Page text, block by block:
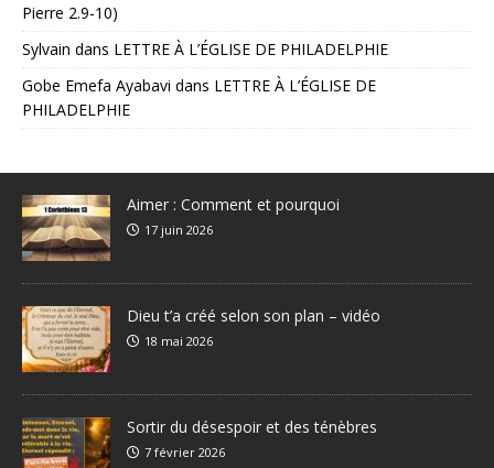
Pierre 2.9-10)
Sylvain dans LETTRE À L’ÉGLISE DE PHILADELPHIE
Gobe Emefa Ayabavi dans LETTRE À L’ÉGLISE DE
PHILADELPHIE
Aimer : Comment et pourquoi
17 juin 2026
Dieu t’a créé selon son plan – vidéo
18 mai 2026
Sortir du désespoir et des ténèbres
7 février 2026